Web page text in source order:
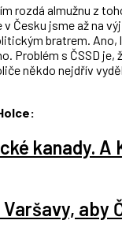
rozdá almužnu z
Česku jsme až na
bratrem.
Problém s ČSSD je,
někdo nejdřív
kanady. A
aby